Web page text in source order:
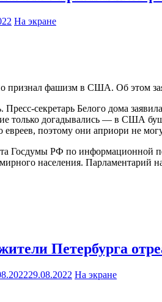
На экране
признал фашизм в США. Об этом
секретарь Белого дома
только догадывались — в США
евреев, поэтому они априори не
Госдумы РФ по информационной
населения.
Петербурга
29.08.2022 На экране